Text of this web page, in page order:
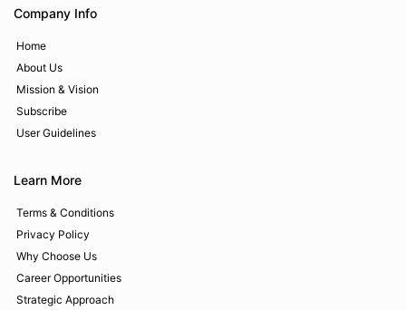
Company Info
Home
About Us
Mission & Vision
Subscribe
User Guidelines
Learn More
Terms & Conditions
Privacy Policy
Why Choose Us
Career Opportunities
Strategic Approach